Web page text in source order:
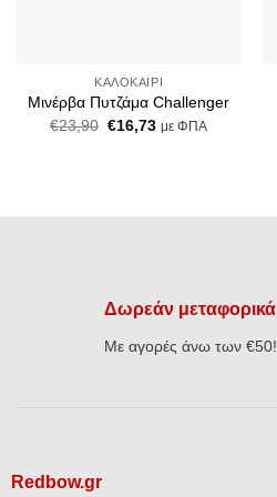
ΚΑΛΟΚΑΊΡΙ
Μινέρβα Πυτζάμα Challenger
€23,90 Original
€16,73Ημε ΦΠΑ
Δωρεάν μεταφορικά
Με αγορές άνω των €50!
Redbow.gr